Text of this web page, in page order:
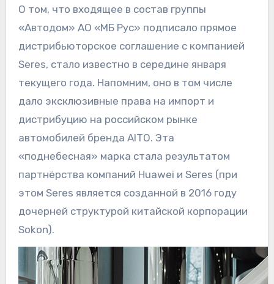
О том, что входящее в состав группы
«Автодом» АО «МБ Рус» подписало прямое
дистрибьюторское соглашение с компанией
Seres, стало известно в середине января
текущего года. Напомним, оно в том числе
дало эксклюзивные права на импорт и
дистрибуцию на российском рынке
автомобилей бренда AITO. Эта
«поднебесная» марка стала результатом
партнёрства компаний Huawei и Seres (при
этом Seres является созданной в 2016 году
дочерней структурой китайской корпорации
Sokon).